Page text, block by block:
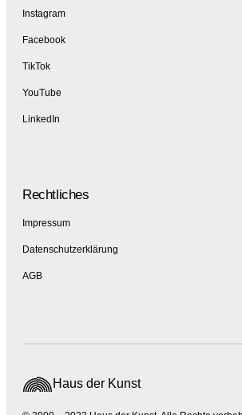
Instagram
Facebook
TikTok
YouTube
LinkedIn
Rechtliches
Impressum
Datenschutzerklärung
AGB
Haus der Kunst